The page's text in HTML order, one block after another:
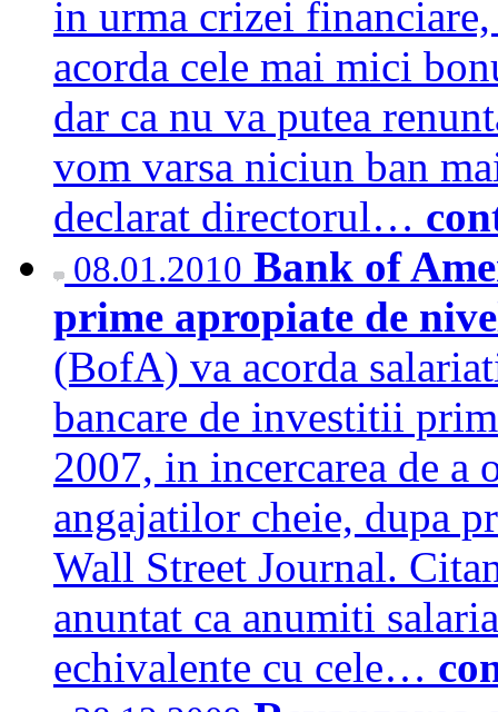
in urma crizei
acorda cele mai mici
dar ca nu va putea
vom varsa niciun ban
declarat directorul…
08.01.2010 Bank of
prime apropiate de
(BofA) va acorda
bancare de investitii
2007, in incercarea de a
angajatilor cheie, dupa
Wall Street Journal.
anuntat ca anumiti
echivalente cu cele…